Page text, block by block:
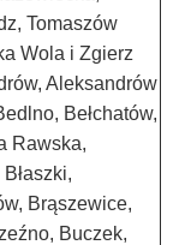
Tomaszów
Wola i Zgierz
Aleksandrów
Bełchatów,
Rawska,
Brąszewice,
Buczek,